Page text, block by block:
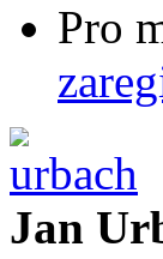
Pro
Jan